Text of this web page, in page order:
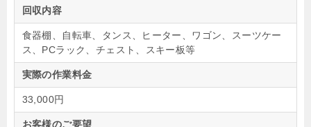
回収内容
食器棚、自転車、タンス、ヒーター、ワゴン、スーツケー
ス、PCラック、チェスト、スキー板等
実際の作業料金
33,000円
お客様のご要望